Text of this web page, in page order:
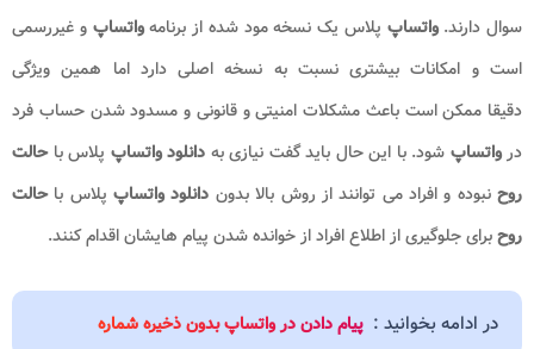
سوال دارند.واتساپ پلاس یک نسخه مود شده از برنامهواتساپو غیررسمی
است و امکانات بیشتری نسبت به نسخه اصلی دارد اما همین ویژگی
دقیقا ممکن است باعث مشکلات امنیتی و قانونی و مسدود شدن حساب فرد
درواتساپ شود. با این حال باید گفت نیازی به دانلود واتساپ پلاس باحالت
روحنبوده و افراد می توانند از روش بالا بدون دانلود واتساپ پلاس باحالت
روحبرای جلوگیری از اطلاع افراد از خوانده شدن پیام هایشان اقدام کنند.
در ادامه بخوانید : پیام دادن در واتساپ بدون ذخیره شماره